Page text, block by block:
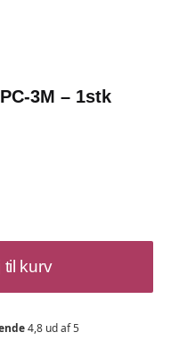
3M – 1stk
til kurv
4,8 ud af 5